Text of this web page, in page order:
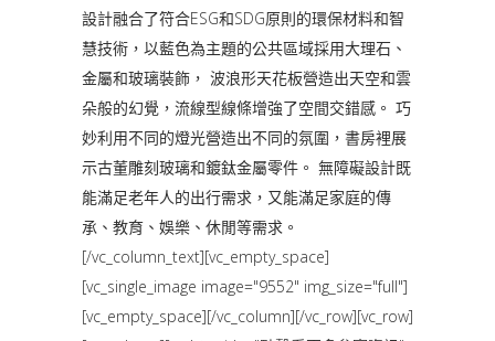
設計融合了符合ESG和SDG原則的環保材料和智
慧技術，以藍色為主題的公共區域採用大理石、
金屬和玻璃裝飾， 波浪形天花板營造出天空和雲
朵般的幻覺，流線型線條增強了空間交錯感。 巧
妙利用不同的燈光營造出不同的氛圍，書房裡展
示古董雕刻玻璃和鍍鈦金屬零件。 無障礙設計既
能滿足老年人的出行需求，又能滿足家庭的傳
承、教育、娛樂、休閒等需求。
[/vc_column_text][vc_empty_space]
[vc_single_image image="9552" img_size="full"]
[vc_empty_space][/vc_column][/vc_row][vc_row]